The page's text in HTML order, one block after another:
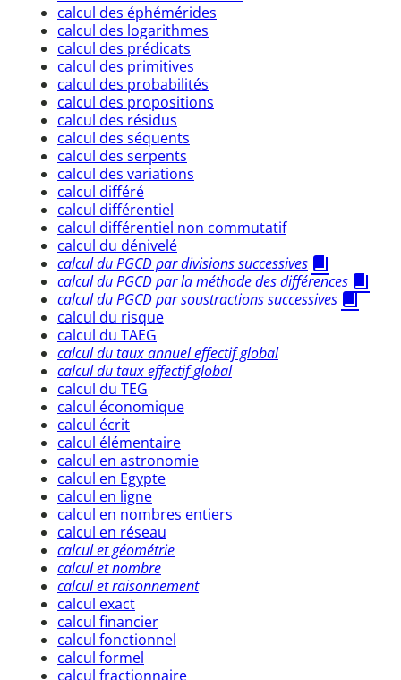
calcul des éphémérides
calcul des logarithmes
calcul des prédicats
calcul des primitives
calcul des probabilités
calcul des propositions
calcul des résidus
calcul des séquents
calcul des serpents
calcul des variations
calcul différé
calcul différentiel
calcul différentiel non commutatif
calcul du dénivelé
calcul du PGCD par divisions successives
calcul du PGCD par la méthode des différences
calcul du PGCD par soustractions successives
calcul du risque
calcul du TAEG
calcul du taux annuel effectif global
calcul du taux effectif global
calcul du TEG
calcul économique
calcul écrit
calcul élémentaire
calcul en astronomie
calcul en Egypte
calcul en ligne
calcul en nombres entiers
calcul en réseau
calcul et géométrie
calcul et nombre
calcul et raisonnement
calcul exact
calcul financier
calcul fonctionnel
calcul formel
calcul fractionnaire